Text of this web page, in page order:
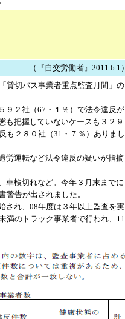
（『自交労働者』2011.6.1）
貸切バス事業者重点監査月間」の
９２社（67・１％）で法令違反が
も把握していないケースも３２９
も２８０社（31・７％）ありまし
労運転など法令違反の疑いが指摘
車検切れなど。今年３月末までに
警告が出されました。
され、08年度は３年以上監査を実
満のトラック事業者で行われ、11